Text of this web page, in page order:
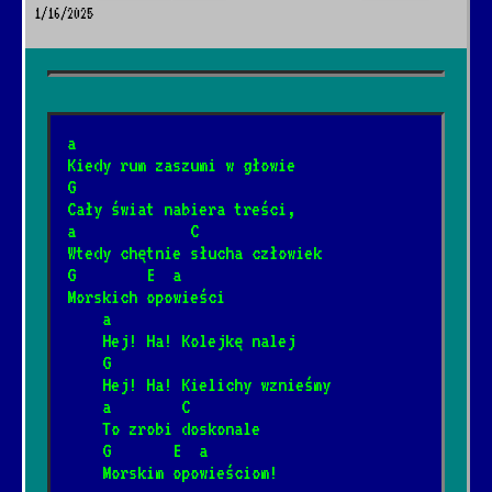
*
* Wish you were here
* Gdybym miał gitarę
1/27/2025
* Spider-Man
8/2/2026 [Ramones]
* Zapada zmrok
12/20/2025[Religijne]
1/16/2025
a
Kiedy rum zaszumi w głowie
G
Cały świat nabiera treści,
a             C
Wtedy chętnie słucha człowiek
G        E  a
Morskich opowieści
    a
    Hej! Ha! Kolejkę nalej
    G
    Hej! Ha! Kielichy wznieśmy
    a        C
    To zrobi doskonale
    G       E  a
    Morskim opowieściom!